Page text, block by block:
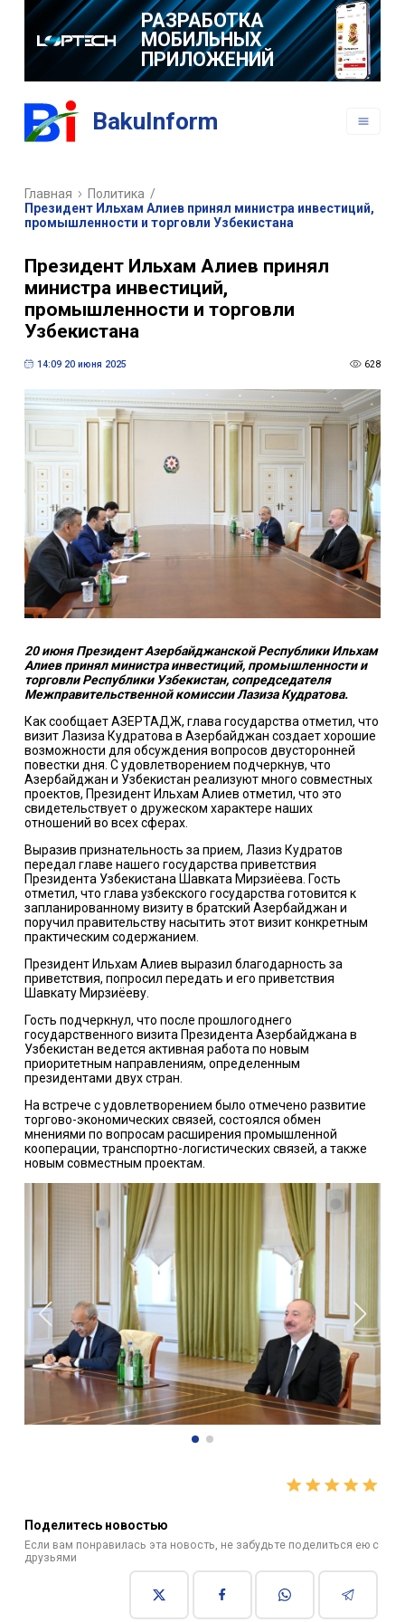
РАЗРАБОТКА
МОБИЛЬНЫХ
ПРИЛОЖЕНИЙ
BakuInform
Главная Политика /
Президент Ильхам Алиев принял министра инвестиций,
промышленности и торговли Узбекистана
Президент Ильхам Алиев принял
министра инвестиций,
промышленности и торговли
Узбекистана
14:09 20 июня 2025 628
20 июня Президент Азербайджанской Республики Ильхам
Алиев принял министра инвестиций, промышленности и
торговли Республики Узбекистан, сопредседателя
Межправительственной комиссии Лазиза Кудратова.
Как сообщает АЗЕРТАДЖ, глава государства отметил, что
визит Лазиза Кудратова в Азербайджан создает хорошие
возможности для обсуждения вопросов двусторонней
повестки дня. С удовлетворением подчеркнув, что
Азербайджан и Узбекистан реализуют много совместных
проектов, Президент Ильхам Алиев отметил, что это
свидетельствует о дружеском характере наших
отношений во всех сферах.
Выразив признательность за прием, Лазиз Кудратов
передал главе нашего государства приветствия
Президента Узбекистана Шавката Мирзиёева. Гость
отметил, что глава узбекского государства готовится к
запланированному визиту в братский Азербайджан и
поручил правительству насытить этот визит конкретным
практическим содержанием.
Президент Ильхам Алиев выразил благодарность за
приветствия, попросил передать и его приветствия
Шавкату Мирзиёеву.
Гость подчеркнул, что после прошлогоднего
государственного визита Президента Азербайджана в
Узбекистан ведется активная работа по новым
приоритетным направлениям, определенным
президентами двух стран.
На встрече с удовлетворением было отмечено развитие
торгово-экономических связей, состоялся обмен
мнениями по вопросам расширения промышленной
кооперации, транспортно-логистических связей, а также
новым совместным проектам.
Если вам понравилась эта новость, не забудьте поделиться ею с
друзьями